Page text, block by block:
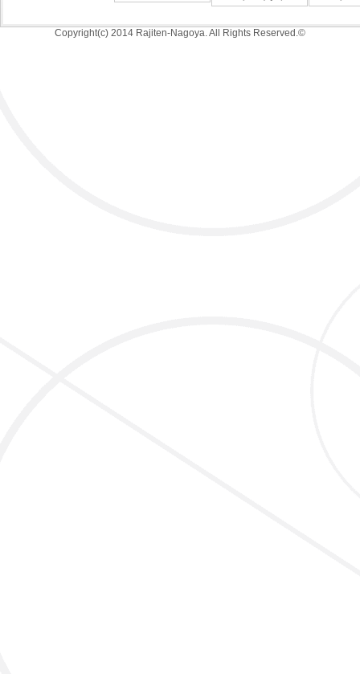
Copyright(c) 2014 Rajiten-Nagoya. All Rights Reserved.©